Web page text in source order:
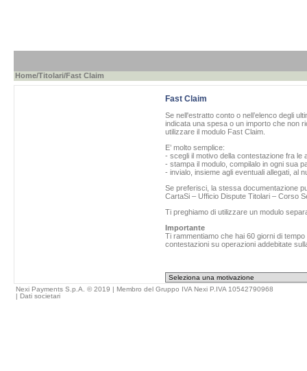
Home/Titolari/Fast Claim
Fast Claim
Se nell'estratto conto o nell’elenco degli
indicata una spesa o un importo che non
utilizzare il modulo Fast Claim.
E’ molto semplice:
- scegli il motivo della contestazione fra le
- stampa il modulo, compilalo in ogni sua
- invialo, insieme agli eventuali allegati, al
Se preferisci, la stessa documentazione
CartaSi – Ufficio Dispute Titolari – Corso
Ti preghiamo di utilizzare un modulo
Importante
Ti rammentiamo che hai 60 giorni di
contestazioni su operazioni addebitate
Nexi Payments S.p.A. © 2019 | Membro del Gruppo IVA Nexi P.IVA 10542790968
| Dati societari